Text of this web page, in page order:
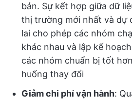
bản. Sự kết hợp giữa dữ
thị trường mới nhất và dự
lai cho phép các nhóm
khác nhau và lập kế
các nhóm chuẩn bị tốt
huống thay đổi
Giảm chi phí vận hành: